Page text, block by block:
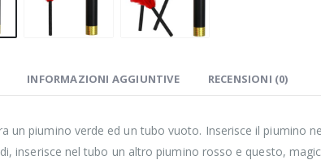
INFORMAZIONI AGGIUNTIVE RECENSIONI (0)
un piumino verde ed un tubo vuoto. Inserisce il piumino
inserisce nel tubo un altro piumino rosso e questo,